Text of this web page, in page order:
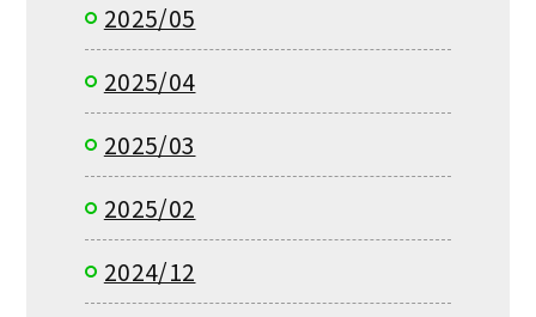
2025/05
2025/04
2025/03
2025/02
2024/12